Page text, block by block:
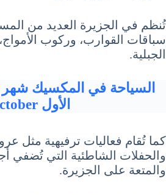
تُنظم في الجزيرة العديد من
سباقات القوارب، وركوب
الجبلية.
الأول October
كما تُقام فعاليات ترفيهية مثل
والحفلات الشاطئية التي تُضفي
والمتعة على الجزيرة.